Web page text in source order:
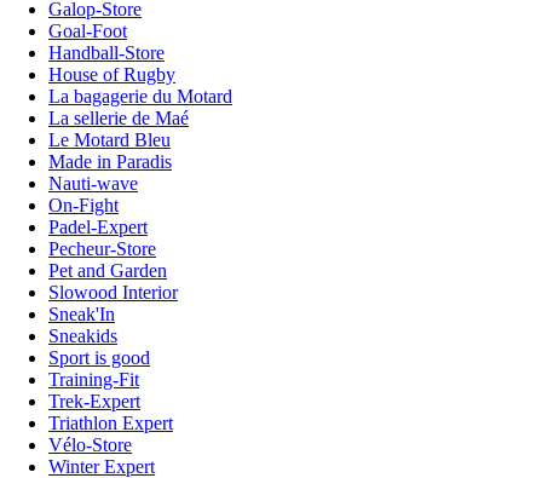
Galop-Store
Goal-Foot
Handball-Store
House of Rugby
La bagagerie du Motard
La sellerie de Maé
Le Motard Bleu
Made in Paradis
Nauti-wave
On-Fight
Padel-Expert
Pecheur-Store
Pet and Garden
Slowood Interior
Sneak'In
Sneakids
Sport is good
Training-Fit
Trek-Expert
Triathlon Expert
Vélo-Store
Winter Expert